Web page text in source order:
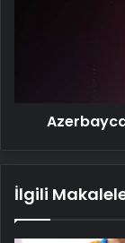
İlgili